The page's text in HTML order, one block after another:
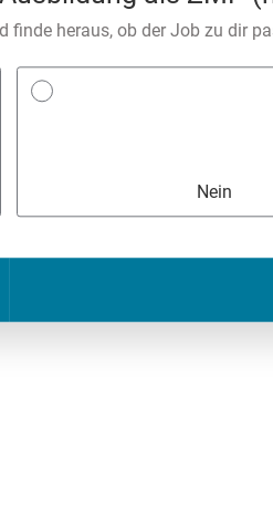
finde heraus, ob der Job zu dir
Nein